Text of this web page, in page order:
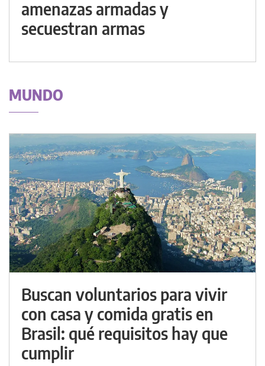
amenazas armadas y
secuestran armas
MUNDO
Buscan voluntarios para vivir
con casa y comida gratis en
Brasil: qué requisitos hay que
cumplir